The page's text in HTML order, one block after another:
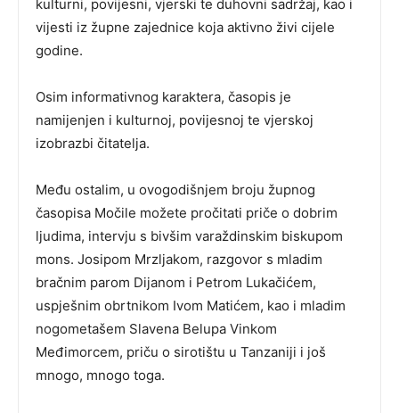
kulturni, povijesni, vjerski te duhovni sadržaj, kao i
vijesti iz župne zajednice koja aktivno živi cijele
godine.
Osim informativnog karaktera, časopis je
namijenjen i kulturnoj, povijesnoj te vjerskoj
izobrazbi čitatelja.
Među ostalim, u ovogodišnjem broju župnog
časopisa Močile možete pročitati priče o dobrim
ljudima, intervju s bivšim varaždinskim biskupom
mons. Josipom Mrzljakom, razgovor s mladim
bračnim parom Dijanom i Petrom Lukačićem,
uspješnim obrtnikom Ivom Matićem, kao i mladim
nogometašem Slavena Belupa Vinkom
Međimorcem, priču o sirotištu u Tanzaniji i još
mnogo, mnogo toga.